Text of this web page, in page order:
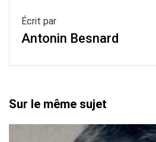
Écrit par
Antonin Besnard
Sur le même sujet